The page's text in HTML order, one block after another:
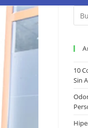
10
Sin